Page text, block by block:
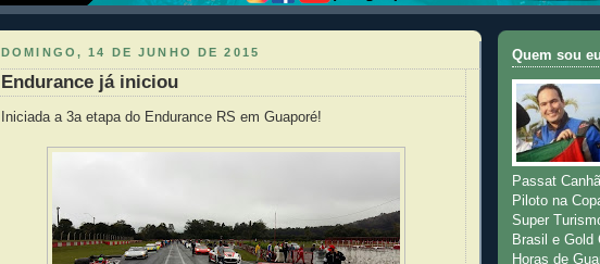
DOMINGO, 14 DE JUNHO DE 2015
Endurance já iniciou
Iniciada a 3a etapa do Endurance RS em Guaporé!
Quem sou
Passat
Piloto na
Super
Brasil e
Horas de